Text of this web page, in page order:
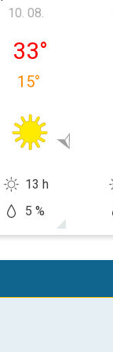
pondelok 10. 08.
10. 08.
33°
15°
13 h
5 %